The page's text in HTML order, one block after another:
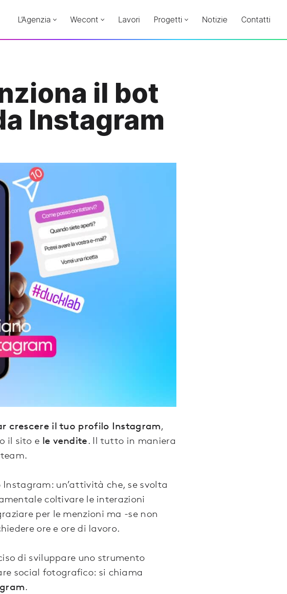
L’Agenzia Wecont Lavori Progetti Notizie Contatti
il bot
Instagram
crescere il tuo profilo Instagram,
il sito e le vendite. Il tutto in maniera
un’attività che, se svolta
coltivare le interazioni
per le menzioni ma -se non
ore e ore di lavoro.
di sviluppare uno strumento
social fotografico: si chiama
.